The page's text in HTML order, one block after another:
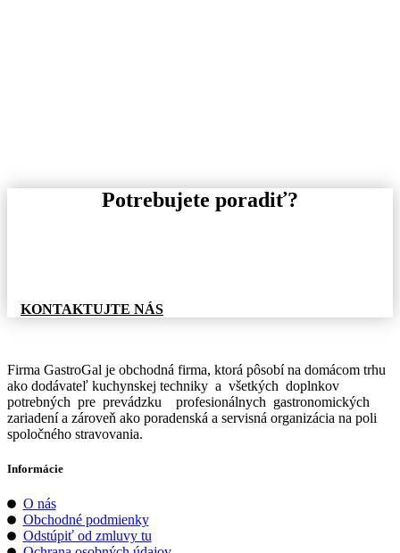
Potrebujete poradiť?
KONTAKTUJTE NÁS
Firma GastroGal je obchodná firma, ktorá pôsobí na domácom trhu
ako dodávateľ kuchynskej techniky a všetkých doplnkov
potrebných pre prevádzku profesionálnych gastronomických
zariadení a zároveň ako poradenská a servisná organizácia na poli
spoločného stravovania.
Informácie
O nás
Obchodné podmienky
Odstúpiť od zmluvy tu